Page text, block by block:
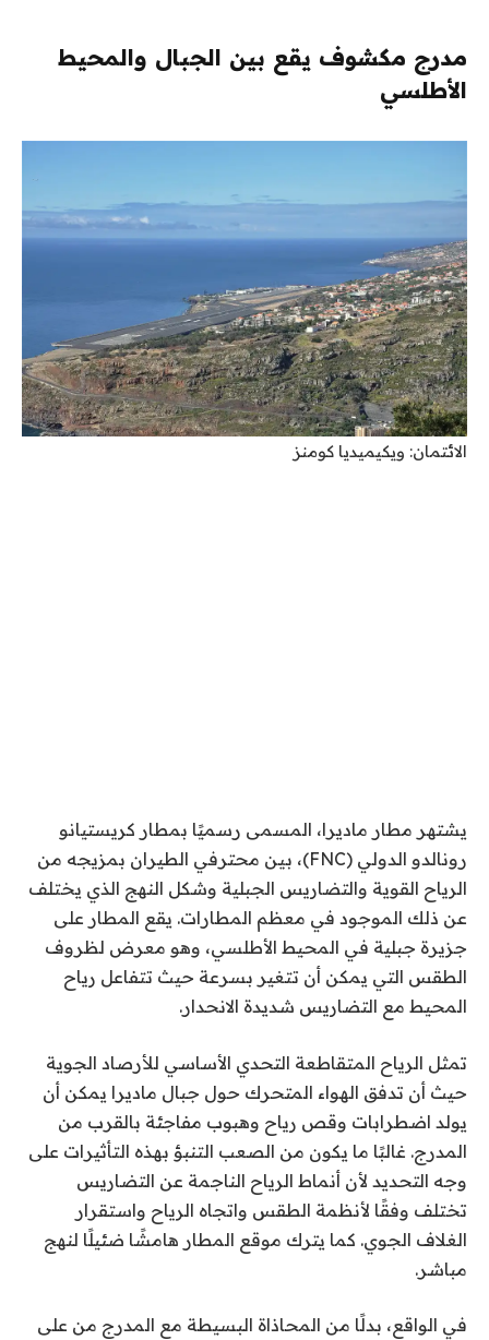
مدرج مكشوف يقع بين الجبال والمحيط
الأطلسي
الائتمان: ويكيميديا ​​​​كومنز
يشتهر مطار ماديرا، المسمى رسميًا بمطار كريستيانو
رونالدو الدولي (FNC)، بين محترفي الطيران بمزيجه من
الرياح القوية والتضاريس الجبلية وشكل النهج الذي يختلف
عن ذلك الموجود في معظم المطارات. يقع المطار على
جزيرة جبلية في المحيط الأطلسي، وهو معرض لظروف
الطقس التي يمكن أن تتغير بسرعة حيث تتفاعل رياح
المحيط مع التضاريس شديدة الانحدار.
تمثل الرياح المتقاطعة التحدي الأساسي للأرصاد الجوية
حيث أن تدفق الهواء المتحرك حول جبال ماديرا يمكن أن
يولد اضطرابات وقص رياح وهبوب مفاجئة بالقرب من
المدرج. غالبًا ما يكون من الصعب التنبؤ بهذه التأثيرات على
وجه التحديد لأن أنماط الرياح الناجمة عن التضاريس
تختلف وفقًا لأنظمة الطقس واتجاه الرياح واستقرار
الغلاف الجوي. كما يترك موقع المطار هامشًا ضئيلًا لنهج
مباشر.
في الواقع، بدلًا من المحاذاة البسيطة مع المدرج من على